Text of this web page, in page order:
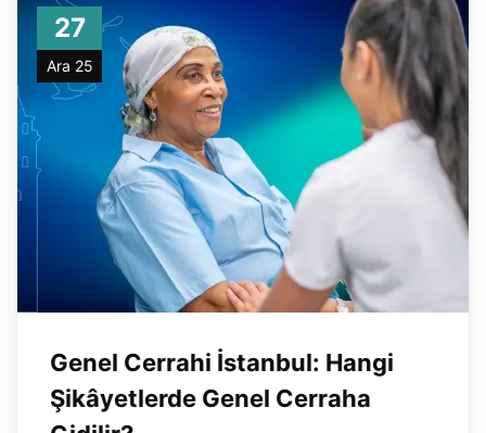
27
Ara 25
Genel Cerrahi İstanbul: Hangi
Şikâyetlerde Genel Cerraha